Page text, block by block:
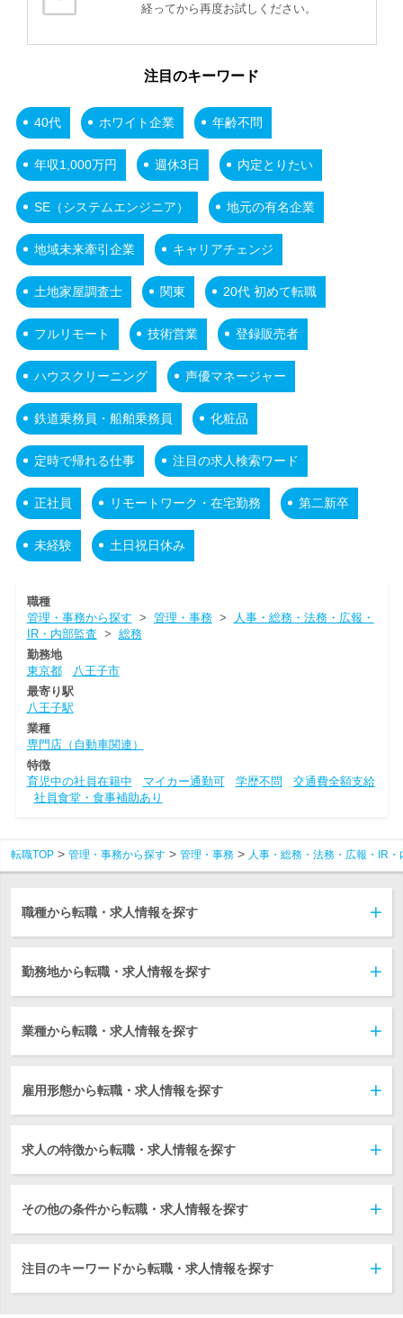
経ってから再度お試しください。
注目のキーワード
40代 ホワイト企業 年齢不問
年収1,000万円 週休3日 内定とりたい
SE（システムエンジニア） 地元の有名企業
地域未来牽引企業 キャリアチェンジ
土地家屋調査士 関東 20代 初めて転職
フルリモート 技術営業 登録販売者
ハウスクリーニング 声優マネージャー
鉄道乗務員・船舶乗務員 化粧品
定時で帰れる仕事 注目の求人検索ワード
正社員 リモートワーク・在宅勤務 第二新卒
未経験 土日祝日休み
職種
管理・事務から探す > 管理・事務>
人事・総務・法務・広報・
IR・内部監査 > 総務
勤務地
東京都
八王子市
最寄り駅
八王子駅
業種
専門店（自動車関連）
特徴
育児中の社員在籍中
マイカー通勤可 学歴不問
交通費全額支給
社員食堂・食事補助あり
転職TOP 管理・事務から探す 管理・事務 人事・総務・法務・広報・IR・
職種から転職・求人情報を探す
勤務地から転職・求人情報を探す
業種から転職・求人情報を探す
雇用形態から転職・求人情報を探す
求人の特徴から転職・求人情報を探す
その他の条件から転職・求人情報を探す
注目のキーワードから転職・求人情報を探す